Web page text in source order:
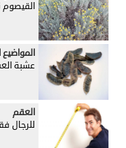
القيصوم
المواضيع
عشبة
العقم
للرجال